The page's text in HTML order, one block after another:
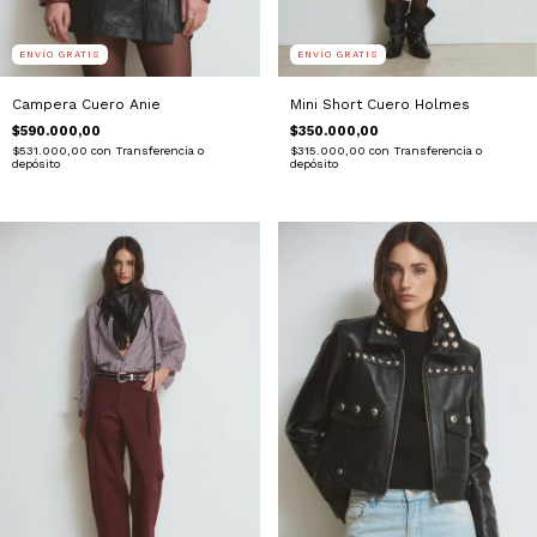
ENVÍO GRATIS
Campera Cuero Anie
$590.000,00
$531.000,00 con Transferencia o
depósito
ENVÍO GRATIS
Mini Short Cuero Holmes
$350.000,00
$315.000,00 con Transferencia o
depósito